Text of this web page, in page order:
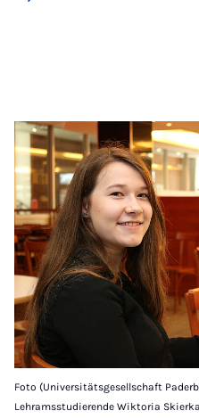
Foto (Universitätsgesellschaft
Lehramsstudierende Wiktoria